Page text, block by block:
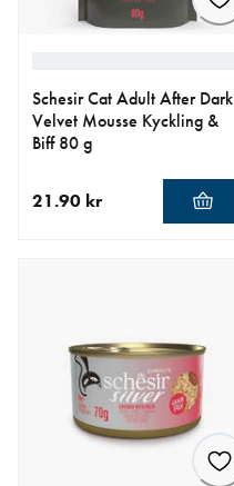
Schesir Cat Adult After Dark
Velvet Mousse Kyckling &
Biff 80 g
21.90 kr